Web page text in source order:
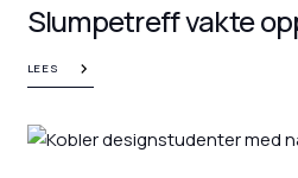
Slumpetreff vakte
LEES